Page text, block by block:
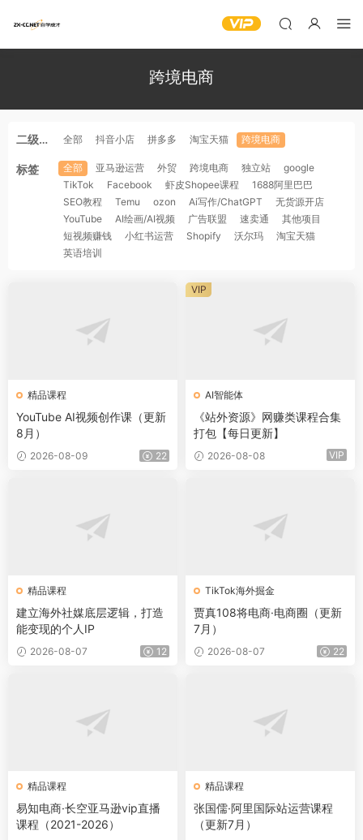
跨境电商
二级分
全部 抖音小店 拼多多 淘宝天猫 跨境电商
标签 全部 亚马逊运营 外贸 跨境电商 独立站
google
TikTok
Facebook 虾皮Shopee课程
1688阿里巴巴
SEO教程
Temu ozon Ai写作/ChatGPT
无货源开店
YouTube
AI绘画/AI视频 广告联盟 速卖通
其他项目
短视频赚钱
小红书运营 Shopify 沃尔玛
淘宝天猫
英语培训
精品课程
YouTube AI视频创作课（更新
8月）
2026-08-09 22
AI智能体
《站外资源》网赚类课程合集
打包【每日更新】
2026-08-08 VIP
VIP
精品课程
建立海外社媒底层逻辑，打造
能变现的个人IP
2026-08-07 12
TikTok海外掘金
贾真108将电商·电商圈（更新
7月）
2026-08-07 22
精品课程
易知电商·长空亚马逊vip直播
课程（2021-2026）
精品课程
张国儒·阿里国际站运营课程
（更新7月）